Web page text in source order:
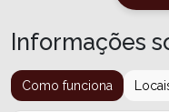
Informações
Como funciona